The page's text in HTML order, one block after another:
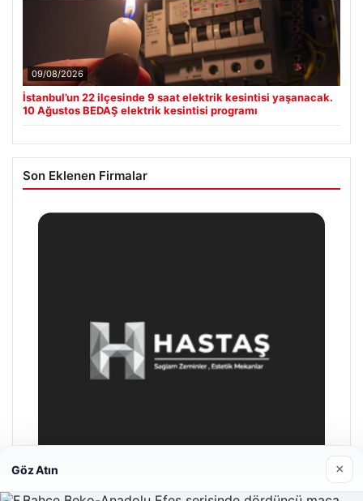
09/08/2026
İstanbul’un 22 ilçesinde 9 saat elektrik kesintisi yaşanacak.
10 Ağustos BEDAŞ elektrik kesintisi programı
Son Eklenen Firmalar
Göz Atın ×